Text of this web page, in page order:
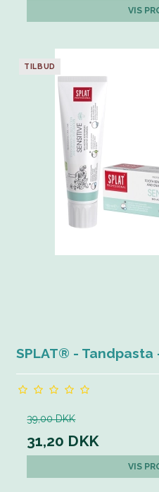
VIS
TILBUD
SPLAT® -
39,00 DKK
31,20 DKK
VIS